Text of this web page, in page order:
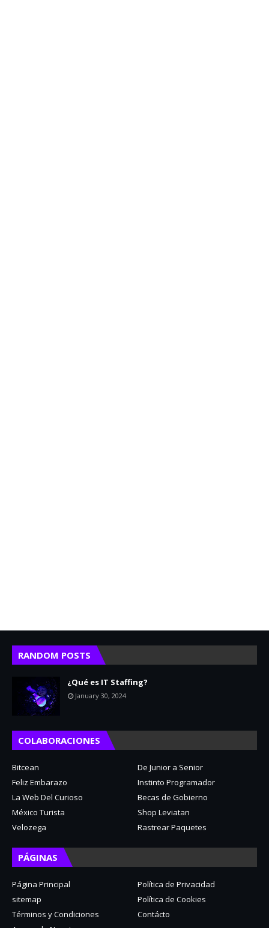
RANDOM POSTS
¿Qué es IT Staffing?
January 30, 2024
COLABORACIONES
Bitcean
De Junior a Senior
Feliz Embarazo
Instinto Programador
La Web Del Curioso
Becas de Gobierno
México Turista
Shop Leviatan
Velozega
Rastrear Paquetes
PÁGINAS
Página Principal
Política de Privacidad
sitemap
Política de Cookies
Términos y Condiciones
Contácto